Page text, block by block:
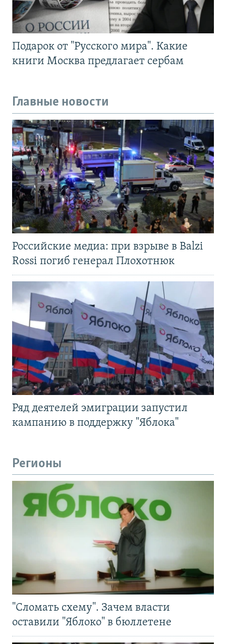
Подарок от "Русского мира". Какие
книги Москва предлагает сербам
Главные новости
Российские медиа: при взрыве в Balzi
Rossi погиб генерал Плохотнюк
Ряд деятелей эмиграции запустил
кампанию в поддержку "Яблока"
Регионы
"Сломать схему". Зачем власти
оставили "Яблоко" в бюллетене